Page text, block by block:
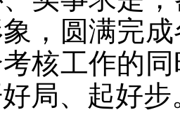
，圆满完
核工作的
局、起好步